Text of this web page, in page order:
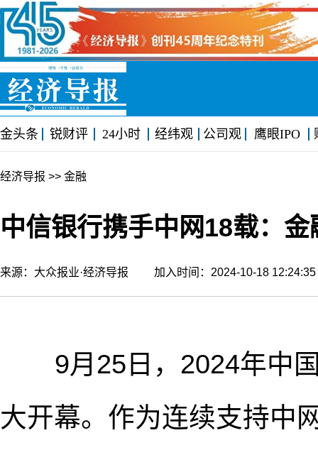
金头条 锐财评 24小时 经纬观 公司观 鹰眼IPO
经济导报 >> 金融
中信银行携手中网18载：
来源：大众报业·经济导报 加入时间：2024-10-18
9月25日，2024年中国
大开幕。作为连续支持中